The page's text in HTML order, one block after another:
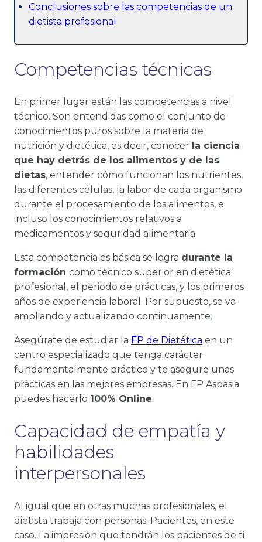
Conclusiones sobre las competencias de un
dietista profesional
Competencias técnicas
En primer lugar están las competencias a nivel
técnico. Son entendidas como el conjunto de
conocimientos puros sobre la materia de
nutrición y dietética, es decir, conocer la ciencia
que hay detrás de los alimentos y de las
dietas, entender cómo funcionan los nutrientes,
las diferentes células, la labor de cada organismo
durante el procesamiento de los alimentos, e
incluso los conocimientos relativos a
medicamentos y seguridad alimentaria.
Esta competencia es básica se logra durante la
formación como técnico superior en dietética
profesional, el periodo de prácticas, y los primeros
años de experiencia laboral. Por supuesto, se va
ampliando y actualizando continuamente.
Asegúrate de estudiar la FP de Dietética en un
centro especializado que tenga carácter
fundamentalmente práctico y te asegure unas
prácticas en las mejores empresas. En FP Aspasia
puedes hacerlo 100% Online.
Capacidad de empatía y
habilidades
interpersonales
Al igual que en otras muchas profesionales, el
dietista trabaja con personas. Pacientes, en este
caso. La impresión que tendrán los pacientes de ti